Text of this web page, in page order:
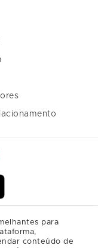
para
conteúdo de